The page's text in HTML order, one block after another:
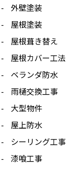
外壁塗装
屋根塗装
屋根葺き替え
屋根カバー工法
ベランダ防水
雨樋交換工事
大型物件
屋上防水
シーリング工事
漆喰工事